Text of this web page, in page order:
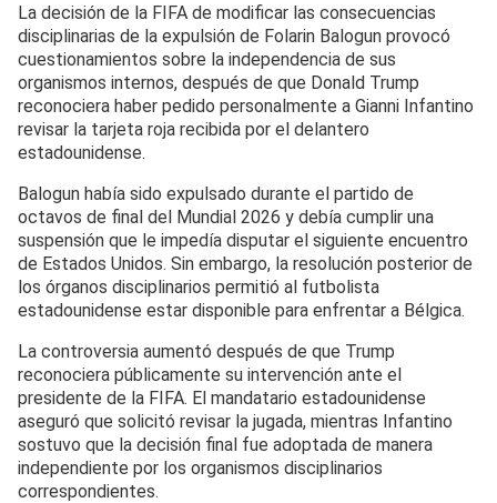
La decisión de la FIFA de modificar las consecuencias
disciplinarias de la expulsión de Folarin Balogun provocó
cuestionamientos sobre la independencia de sus
organismos internos, después de que Donald Trump
reconociera haber pedido personalmente a Gianni Infantino
revisar la tarjeta roja recibida por el delantero
estadounidense.
Balogun había sido expulsado durante el partido de
octavos de final del Mundial 2026 y debía cumplir una
suspensión que le impedía disputar el siguiente encuentro
de Estados Unidos. Sin embargo, la resolución posterior de
los órganos disciplinarios permitió al futbolista
estadounidense estar disponible para enfrentar a Bélgica.
La controversia aumentó después de que Trump
reconociera públicamente su intervención ante el
presidente de la FIFA. El mandatario estadounidense
aseguró que solicitó revisar la jugada, mientras Infantino
sostuvo que la decisión final fue adoptada de manera
independiente por los organismos disciplinarios
correspondientes.